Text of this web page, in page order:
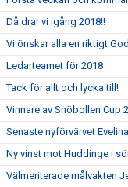
Då drar vi igång 2018!!
Vi önskar alla en riktigt
Ledarteamet för 2018
Tack för allt och lycka till!
Vinnare av Snöbollen Cup
Senaste nyförvärvet
Ny vinst mot Huddinge i
Välmeriterade målvakten